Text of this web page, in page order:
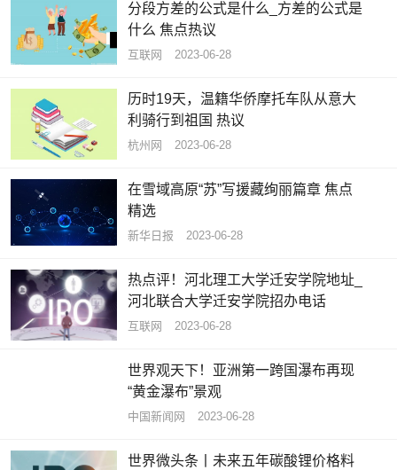
分段方差的公式是什么_方差的公式是
什么 焦点热议
互联网 2023-06-28
历时19天，温籍华侨摩托车队从意大
利骑行到祖国 热议
杭州网 2023-06-28
在雪域高原“苏”写援藏绚丽篇章 焦点
精选
新华日报 2023-06-28
热点评！河北理工大学迁安学院地址_
河北联合大学迁安学院招办电话
互联网 2023-06-28
世界观天下！亚洲第一跨国瀑布再现
“黄金瀑布”景观
中国新闻网 2023-06-28
世界微头条丨未来五年碳酸锂价格料